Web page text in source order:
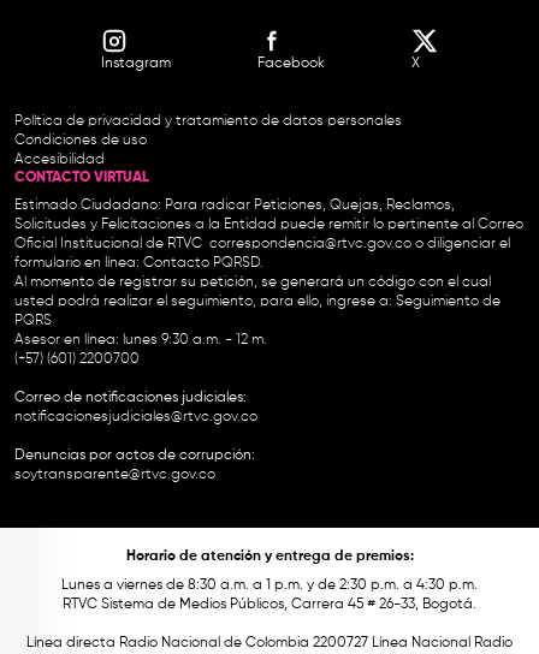
Instagram Facebook X
Política de privacidad y tratamiento de datos personales
Condiciones de uso
Accesibilidad
CONTACTO VIRTUAL
Estimado Ciudadano: Para radicar Peticiones, Quejas, Reclamos,
Solicitudes y Felicitaciones a la Entidad puede remitir lo pertinente al Correo
Oficial Institucional de RTVC correspondencia@rtvc.gov.co o diligenciar el
formulario en línea: Contacto PQRSD.
Al momento de registrar su petición, se generará un código con el cual
usted podrá realizar el seguimiento, para ello, ingrese a: Seguimiento de
PQRS
Asesor en línea: lunes 9:30 a.m. - 12 m.
(+57) (601) 2200700
Correo de notificaciones judiciales:
notificacionesjudiciales@rtvc.gov.co
Denuncias por actos de corrupción:
soytransparente@rtvc.gov.co
Horario de atención y entrega de premios:
Lunes a viernes de 8:30 a.m. a 1 p.m. y de 2:30 p.m. a 4:30 p.m.
RTVC Sistema de Medios Públicos, Carrera 45 # 26-33, Bogotá.
Línea directa Radio Nacional de Colombia 2200727 Línea Nacional Radio